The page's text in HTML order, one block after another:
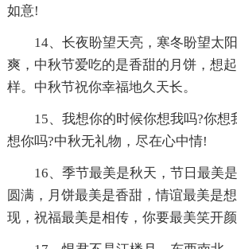
如意!
14、长夜盼望天亮，寒冬盼望太
爽，中秋节爱吃的是香甜的月饼，想
样。中秋节祝你幸福地久天长。
15、我想你的时候你想我吗?你想
想你吗?中秋无礼物，尽在心中情!
16、季节最美是秋天，节日最美
圆满，月饼最美是香甜，情谊最美是
现，祝福最美是相传，你要最美笑开